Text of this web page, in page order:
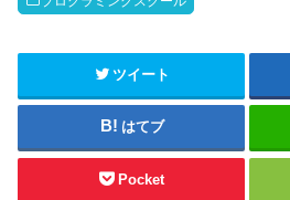
ツイート
はてブ
Pocket